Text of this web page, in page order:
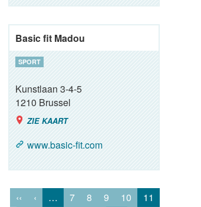
Basic fit Madou
SPORT
Kunstlaan 3-4-5
1210Brussel
ZIE KAART
www.basic-fit.com
‹‹ ‹ … 7 8 9 10
11